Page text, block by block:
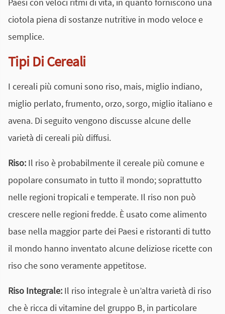
ciotola piena di sostanze nutritive in modo veloce e
semplice.
Tipi Di Cereali
I cereali più comuni sono riso, mais, miglio indiano,
miglio perlato, frumento, orzo, sorgo, miglio italiano e
avena. Di seguito vengono discusse alcune delle
varietà di cereali più diffusi.
Riso: Il riso è probabilmente il cereale più comune e
popolare consumato in tutto il mondo; soprattutto
nelle regioni tropicali e temperate. Il riso non può
crescere nelle regioni fredde. È usato come alimento
base nella maggior parte dei Paesi e ristoranti di tutto
il mondo hanno inventato alcune deliziose ricette con
riso che sono veramente appetitose.
Riso Integrale: Il riso integrale è un’altra varietà di riso
che è ricca di vitamine del gruppo B, in particolare